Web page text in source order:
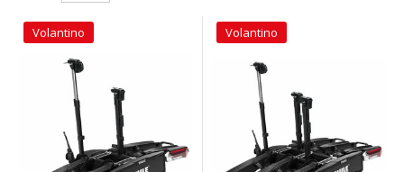
Volantino Volantino